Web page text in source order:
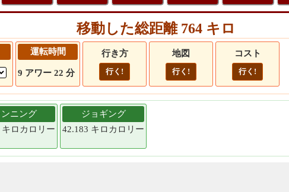
移動した総距離 764 キロ
運転時間
9 アワー 22 分
行き方
行く!
地図
行く!
コスト
行く!
ンニング
キロカロリー
ジョギング
42.183 キロカロリー